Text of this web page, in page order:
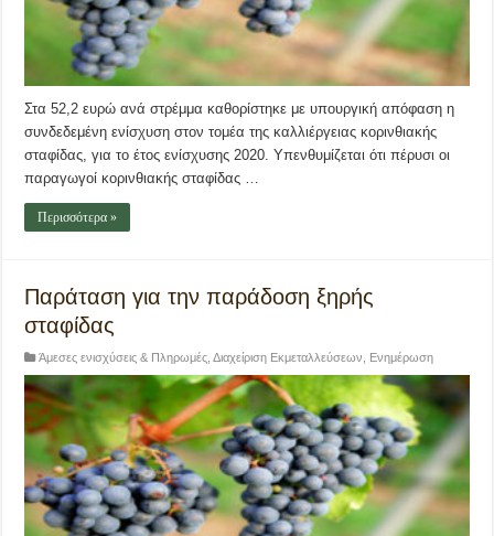
Στα 52,2 ευρώ ανά στρέμμα καθορίστηκε με υπουργική απόφαση η
συνδεδεμένη ενίσχυση στον τομέα της καλλιέργειας κορινθιακής
σταφίδας, για το έτος ενίσχυσης 2020. Υπενθυμίζεται ότι πέρυσι οι
παραγωγοί κορινθιακής σταφίδας …
Περισσότερα »
Παράταση για την παράδοση ξηρής
σταφίδας
Άμεσες ενισχύσεις & Πληρωμές,Διαχείριση Εκμεταλλεύσεων, Ενημέρωση